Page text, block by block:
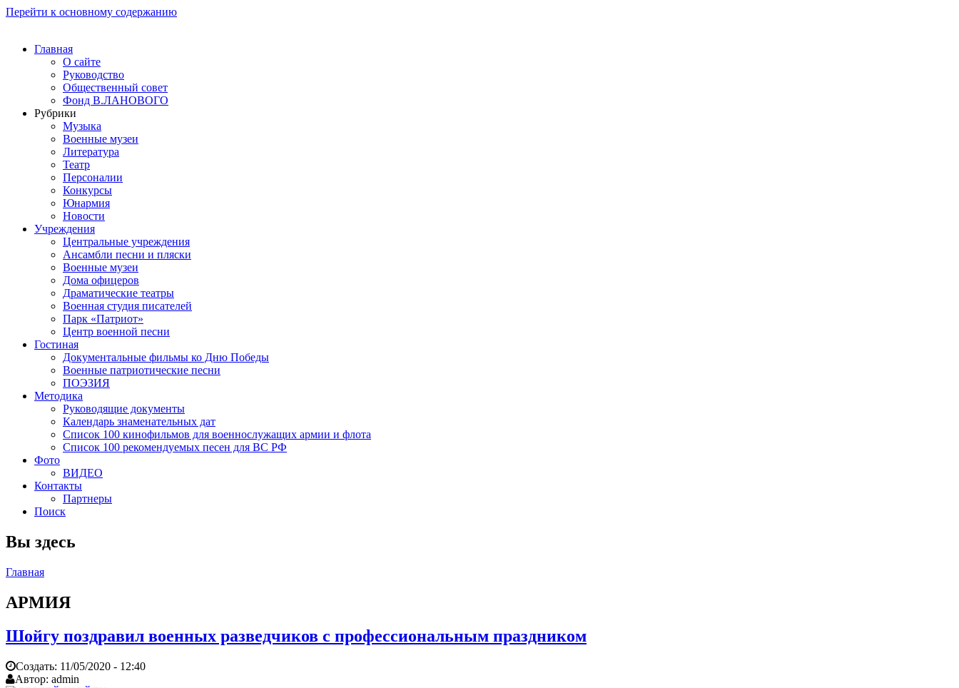
Перейти к основному содержанию
Главная
О сайте
Руководство
Общественный совет
Фонд В.ЛАНОВОГО
Рубрики
Музыка
Военные музеи
Литература
Театр
Персоналии
Конкурсы
Юнармия
Новости
Учреждения
Центральные учреждения
Ансамбли песни и пляски
Военные музеи
Дома офицеров
Драматические театры
Военная студия писателей
Парк «Патриот»
Центр военной песни
Гостиная
Документальные фильмы ко Дню Победы
Военные патриотические песни
ПОЭЗИЯ
Методика
Руководящие документы
Календарь знаменательных дат
Список 100 кинофильмов для военнослужащих армии и флота
Список 100 рекомендуемых песен для ВС РФ
Фото
ВИДЕО
Контакты
Партнеры
Поиск
Вы здесь
Главная
АРМИЯ
Шойгу поздравил военных разведчиков с профессиональным праздником
Создать: 11/05/2020 - 12:40
Автор: admin